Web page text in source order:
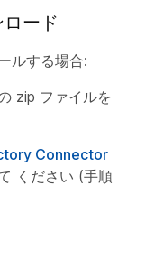
ード
ルする場合:
zip ファイルを
Connector
ください (手順